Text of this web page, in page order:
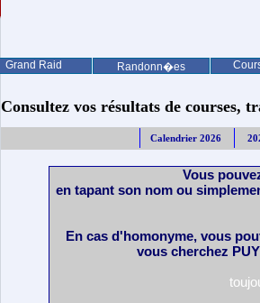
Grand Raid Randonn�es
Consultez vos résultats de courses,
Calendrier 2026
Vous
en tapant son nom ou
En cas d'homonyme, vous
vous cherchez